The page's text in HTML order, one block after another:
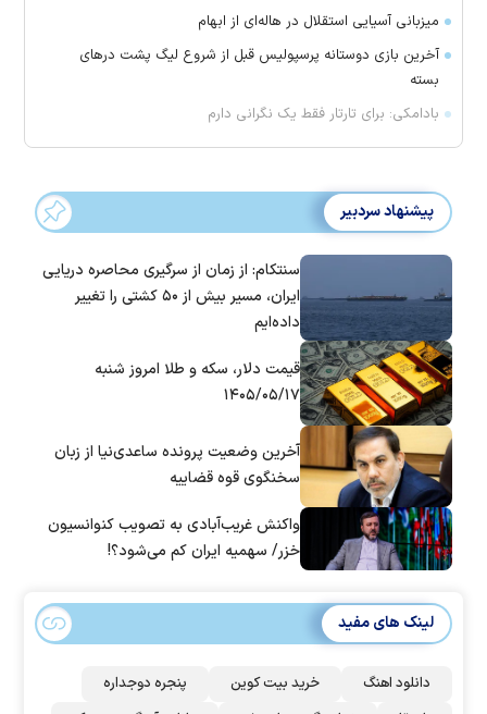
میزبانی آسیایی استقلال در هاله‌ای از ابهام
آخرین بازی دوستانه پرسپولیس قبل از شروع لیگ پشت در‌های
بسته
بادامکی: برای تارتار فقط یک نگرانی دارم
پیشنهاد سردبیر
سنتکام: از زمان از سرگیری محاصره دریایی
ایران، مسیر بیش از ۵۰ کشتی را تغییر
داده‌ایم
قیمت دلار، سکه و طلا امروز شنبه
۱۴۰۵/۰۵/۱۷
آخرین وضعیت پرونده ساعدی‌نیا از زبان
سخنگوی قوه قضاییه
واکنش غریب‌آبادی به تصویب کنوانسیون
خزر/ سهمیه ایران کم می‌شود؟!
لینک های مفید
دانلود اهنگ خرید بیت کوین
پنجره دوجداره